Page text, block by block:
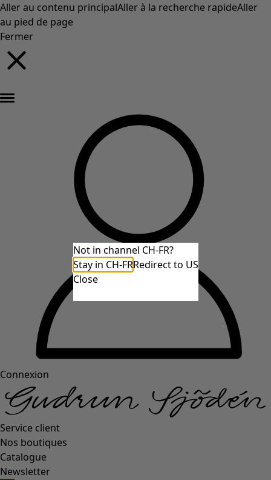
Aller au contenu principalAller à la recherche rapideAller
au pied de page
Fermer
Connexion
Service client
Nos boutiques
Catalogue
Newsletter
Not in channel CH-FR?
Stay in CH-FRRedirect to US
Close